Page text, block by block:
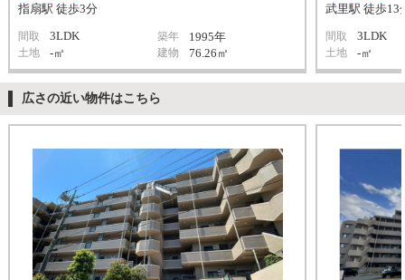
指扇駅 徒歩3分
間取 3LDK 築年 1995年
土地 -㎡ 建物 76.26㎡
武里駅 徒歩13
間取 3LDK
土地 -㎡
広さの近い物件はこちら